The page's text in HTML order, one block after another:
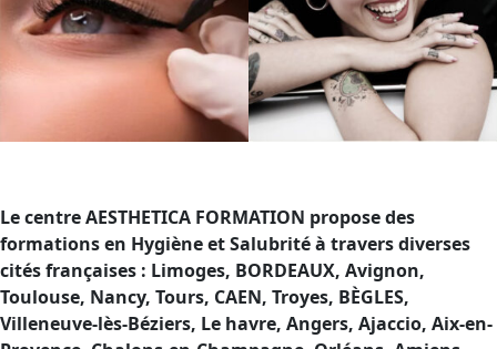
Le centre AESTHETICA FORMATION propose des
formations en Hygiène et Salubrité à travers diverses
cités françaises : Limoges, BORDEAUX, Avignon,
Toulouse, Nancy, Tours, CAEN, Troyes, BÈGLES,
Villeneuve-lès-Béziers, Le havre, Angers, Ajaccio, Aix-en-